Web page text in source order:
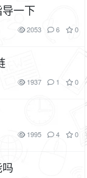
一下
2053 6 0
1937 1 0
1995 4 0